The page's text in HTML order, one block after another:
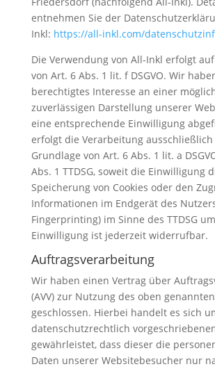
entnehmen Sie der
Inkl: https://all-inkl.com/
Die Verwendung von All-Inkl erfolgt
von Art. 6 Abs. 1 lit. f DSGVO. Wir
berechtigtes Interesse an einer
zuverlässigen Darstellung unserer
eine entsprechende Einwilligung
erfolgt die Verarbeitung
Grundlage von Art. 6 Abs. 1 lit. a
Abs. 1 TTDSG, soweit die Einwilligung
Speicherung von Cookies oder den
Informationen im Endgerät des
Fingerprinting) im Sinne des TTDSG
Einwilligung ist jederzeit widerrufbar.
Auftragsverarbeitung
Wir haben einen Vertrag über
(AVV) zur Nutzung des oben
geschlossen. Hierbei handelt es sich
datenschutzrechtlich
gewährleistet, dass dieser die
Daten unserer Websitebesucher nur